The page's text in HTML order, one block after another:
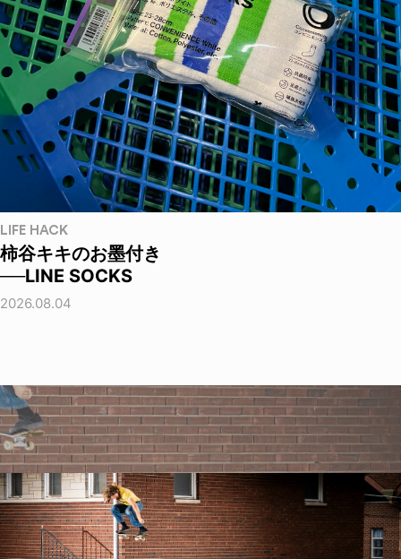
LIFE HACK
柿谷キキのお墨付き
──LINE SOCKS
2026.08.04